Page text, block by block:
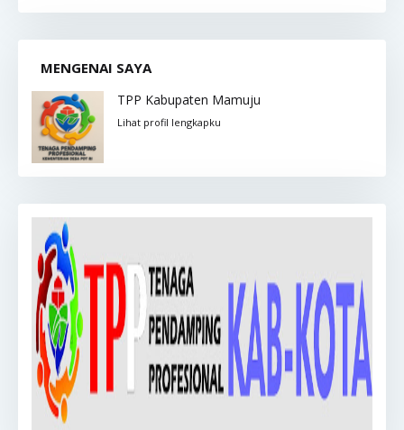
MENGENAI SAYA
TPP Kabupaten Mamuju
Lihat profil lengkapku